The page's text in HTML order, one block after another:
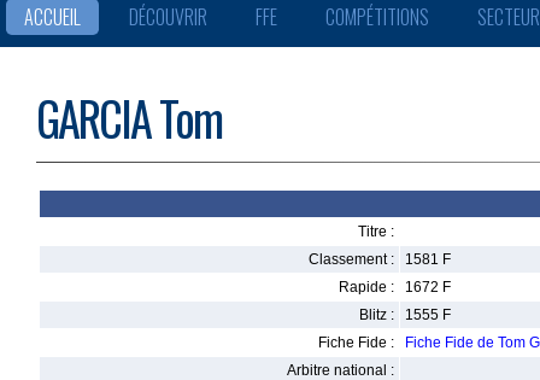
ACCUEIL DÉCOUVRIR FFE COMPÉTITIONS
GARCIA Tom
Titre :
Classement :
1581 F
Rapide :
1672 F
Blitz :
1555 F
Fiche Fide :
Fiche Fide de Tom
Arbitre national :